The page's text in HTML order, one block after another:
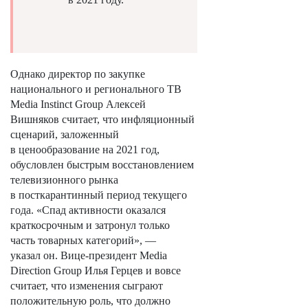
Однако директор по закупке
национального и регионального ТВ
Media Instinct Group Алексей
Вишняков считает, что инфляционный
сценарий, заложенный
в ценообразование на 2021 год,
обусловлен быстрым восстановлением
телевизионного рынка
в посткарантинный период текущего
года. «Спад активности оказался
краткосрочным и затронул только
часть товарных категорий», —
указал он. Вице-президент Media
Direction Group Илья Герцев и вовсе
считает, что изменения сыграют
положительную роль, что должно